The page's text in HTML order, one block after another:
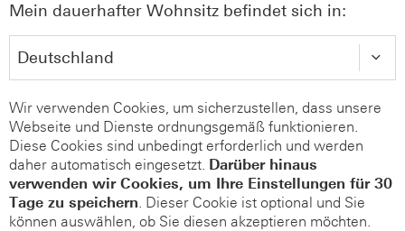
Mein dauerhafter Wohnsitz befindet sich in:
Wir verwenden Cookies, um sicherzustellen, dass unsere
Webseite und Dienste ordnungsgemäß funktionieren.
Diese Cookies sind unbedingt erforderlich und werden
daher automatisch eingesetzt. Darüber hinaus
verwenden wir Cookies, um Ihre Einstellungen für 30
Tage zu speichern. Dieser Cookie ist optional und Sie
können auswählen, ob Sie diesen akzeptieren möchten.